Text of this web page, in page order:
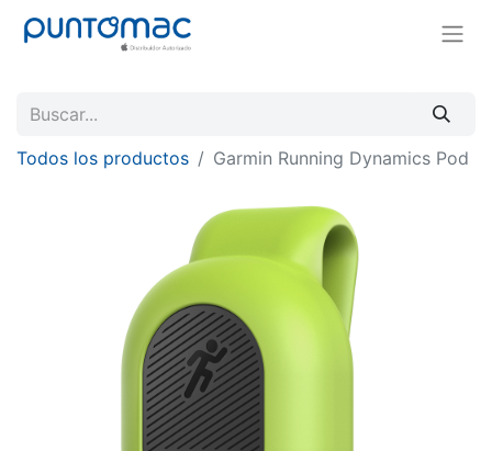
Todos los productos Garmin Running Dynamics Pod